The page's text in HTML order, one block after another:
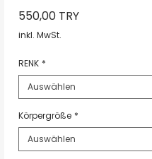
550,00 TRYPreis
inkl. MwSt.
RENK *
Körpergröße *